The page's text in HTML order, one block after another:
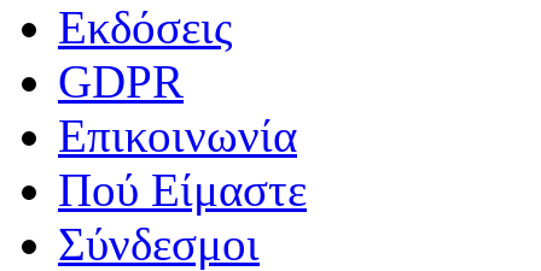
Εκδόσεις
GDPR
Επικοινωνία
Πού Είμαστε
Σύνδεσμοι